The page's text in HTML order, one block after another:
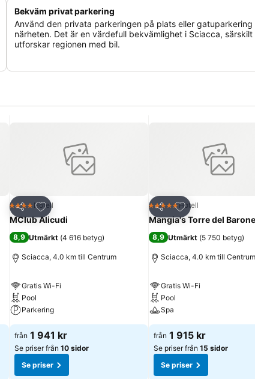
Bekväm privat parkering
Använd den privata parkeringen på plats eller gatuparkering
närheten. Det är en värdefull bekvämlighet i Sciacca, särskilt
utforskar regionen med bil.
Dela
Lägg till i Mina Favoriter
4 StjärnorHotell
MClub Alicudi
8,9 Utmärkt (4 616 betyg)
Sciacca, 4.0 km till Centrum
Gratis Wi-Fi
Pool
Parkering
från 1 941 kr
Se priser från 10 sidor
Se priser
Dela
Lägg till i Mina
5 StjärnorHotell
Mangia's Torre del
8,9 Utmärkt (5 750 betyg)
Sciacca, 4.0 km till Centrum
Gratis Wi-Fi
Pool
Spa
från 1 915 kr
Se priser från 15 sidor
Se priser